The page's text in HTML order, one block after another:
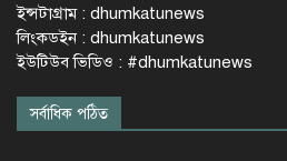
ইন্সটাগ্রাম : dhumkatunews
লিংকডইন : dhumkatunews
ইউটিউব ভিডিও : #dhumkatunews
সর্বাধিক পঠিত